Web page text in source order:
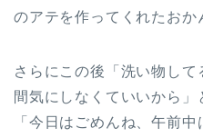
のアテを作ってくれたおか
さらにこの後「洗い物し
間気にしなくていいから」
「今日はごめんね、午前